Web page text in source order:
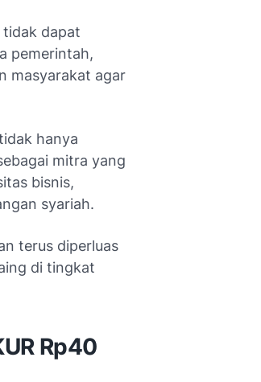
tidak dapat
pemerintah,
masyarakat agar
hanya
mitra yang
bisnis,
syariah.
terus diperluas
di tingkat
Rp40